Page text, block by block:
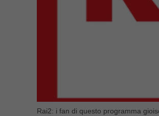
Rai2: i fan di questo programma